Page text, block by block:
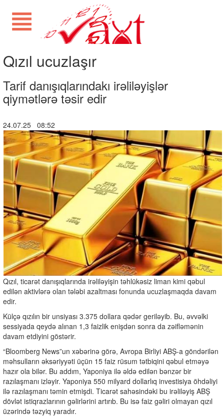
Qızıl ucuzlaşır
Tarif danışıqlarındakı irəliləyişlər
qiymətlərə təsir edir
24.07.25 08:52
Qızıl, ticarət danışıqlarında irəliləyişin təhlükəsiz liman kimi qəbul
edilən aktivlərə olan tələbi azaltması fonunda ucuzlaşmaqda davam
edir.
Külçə qızılın bir unsiyası 3.375 dollara qədər geriləyib. Bu, əvvəlki
sessiyada qeydə alınan 1,3 faizlik enişdən sonra da zəifləmənin
davam etdiyini göstərir.
“Bloomberg News”un xəbərinə görə, Avropa Birliyi ABŞ-a göndərilən
məhsulların əksəriyyəti üçün 15 faiz rüsum tətbiqini qəbul etməyə
hazır ola bilər. Bu addım, Yaponiya ilə əldə edilən bənzər bir
razılaşmanı izləyir. Yaponiya 550 milyard dollarlıq investisiya öhdəliyi
ilə razılaşmanı təmin etmişdi. Ticarət sahəsindəki bu irəliləyiş ABŞ
dövlət istiqrazlarının gəlirlərini artırıb. Bu isə faiz gəliri olmayan qızıl
üzərində təzyiq yaradır.